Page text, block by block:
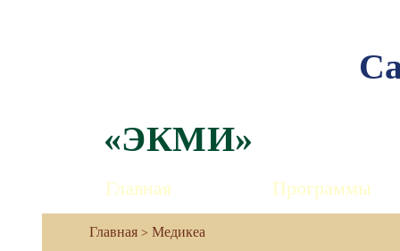
«ЭКМИ»
Главная Программы
Медикеа